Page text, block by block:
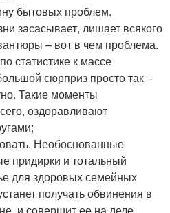
бытовых проблем.
засасывает, лишает всякого
– вот в чем проблема.
статистике к массе
сюрприз просто так –
Такие моменты
оздоравливают
Необоснованные
придирки и тотальный
для здоровых семейных
получать обвинения в